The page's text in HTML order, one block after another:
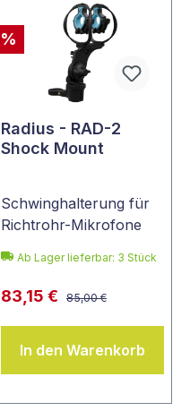
%
Radius - RAD-2
Shock Mount
Schwinghalterung für
Richtrohr-Mikrofone
Ab Lager lieferbar: 3 Stück
83,15 € 85,00 €
In den Warenkorb